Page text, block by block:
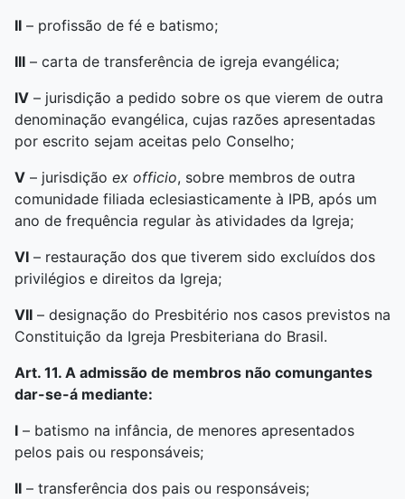
II – profissão de fé e batismo;
III – carta de transferência de igreja evangélica;
IV – jurisdição a pedido sobre os que vierem de outra
denominação evangélica, cujas razões apresentadas
por escrito sejam aceitas pelo Conselho;
V – jurisdição ex officio, sobre membros de outra
comunidade filiada eclesiasticamente à IPB, após um
ano de frequência regular às atividades da Igreja;
VI – restauração dos que tiverem sido excluídos dos
privilégios e direitos da Igreja;
VII – designação do Presbitério nos casos previstos na
Constituição da Igreja Presbiteriana do Brasil.
Art. 11. A admissão de membros não comungantes
dar-se-á mediante:
I – batismo na infância, de menores apresentados
pelos pais ou responsáveis;
II – transferência dos pais ou responsáveis;